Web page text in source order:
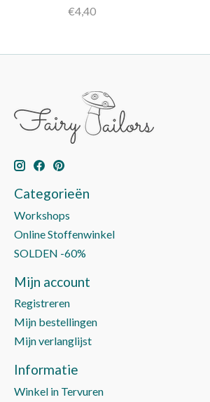
€4,40
Categorieën
Workshops
Online Stoffenwinkel
SOLDEN -60%
Mijn account
Registreren
Mijn bestellingen
Mijn verlanglijst
Informatie
Winkel in Tervuren